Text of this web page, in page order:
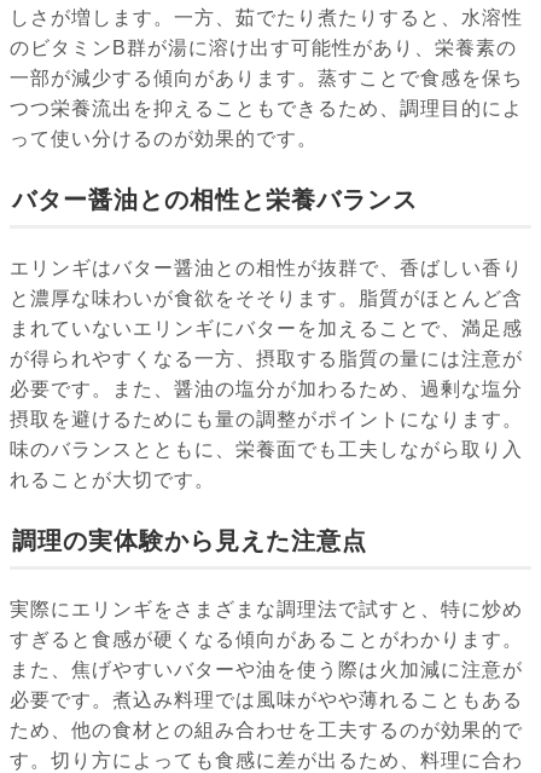
しさが増します。一方、茹でたり煮たりすると、水溶性
のビタミンB群が湯に溶け出す可能性があり、栄養素の
一部が減少する傾向があります。蒸すことで食感を保ち
つつ栄養流出を抑えることもできるため、調理目的によ
って使い分けるのが効果的です。
バター醤油との相性と栄養バランス
エリンギはバター醤油との相性が抜群で、香ばしい香り
と濃厚な味わいが食欲をそそります。脂質がほとんど含
まれていないエリンギにバターを加えることで、満足感
が得られやすくなる一方、摂取する脂質の量には注意が
必要です。また、醤油の塩分が加わるため、過剰な塩分
摂取を避けるためにも量の調整がポイントになります。
味のバランスとともに、栄養面でも工夫しながら取り入
れることが大切です。
調理の実体験から見えた注意点
実際にエリンギをさまざまな調理法で試すと、特に炒め
すぎると食感が硬くなる傾向があることがわかります。
また、焦げやすいバターや油を使う際は火加減に注意が
必要です。煮込み料理では風味がやや薄れることもある
ため、他の食材との組み合わせを工夫するのが効果的で
す。切り方によっても食感に差が出るため、料理に合わ